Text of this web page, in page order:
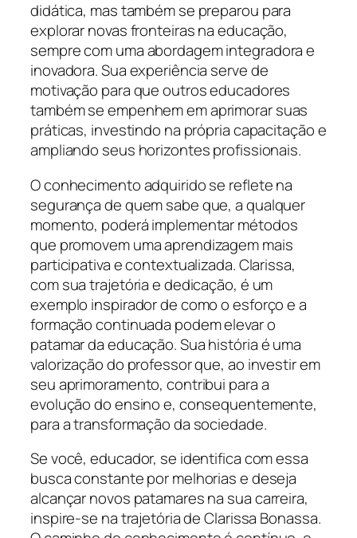
didática, mas também se preparou para
explorar novas fronteiras na educação,
sempre com uma abordagem integradora e
inovadora. Sua experiência serve de
motivação para que outros educadores
também se empenhem em aprimorar suas
práticas, investindo na própria capacitação e
ampliando seus horizontes profissionais.
O conhecimento adquirido se reflete na
segurança de quem sabe que, a qualquer
momento, poderá implementar métodos
que promovem uma aprendizagem mais
participativa e contextualizada. Clarissa,
com sua trajetória e dedicação, é um
exemplo inspirador de como o esforço e a
formação continuada podem elevar o
patamar da educação. Sua história é uma
valorização do professor que, ao investir em
seu aprimoramento, contribui para a
evolução do ensino e, consequentemente,
para a transformação da sociedade.
Se você, educador, se identifica com essa
busca constante por melhorias e deseja
alcançar novos patamares na sua carreira,
inspire-se na trajetória de Clarissa Bonassa.